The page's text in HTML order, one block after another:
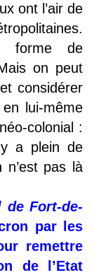
ont l’air de
forme de
on peut
considérer
lui-même
colonial :
a plein de
n’est pas là
de Fort-de-
par les
remettre
de l’Etat